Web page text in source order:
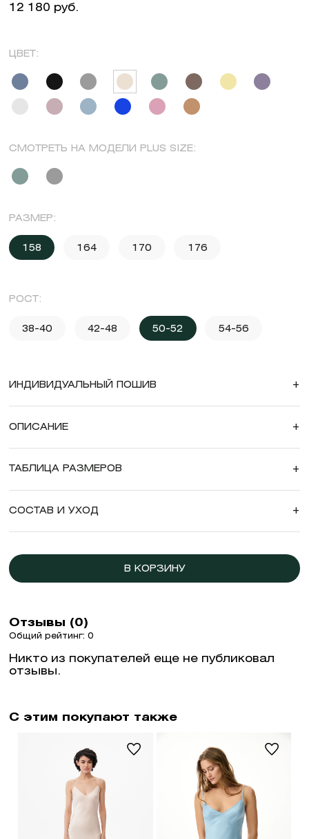
12 180 руб.
ЦВЕТ:
СМОТРЕТЬ НА МОДЕЛИ PLUS SIZE:
РАЗМЕР:
158 164 170 176
РОСТ:
38-40 42-48 50-52 54-56
ИНДИВИДУАЛЬНЫЙ ПОШИВ +
ОПИСАНИЕ +
ТАБЛИЦА РАЗМЕРОВ +
СОСТАВ И УХОД +
В КОРЗИНУ
Отзывы (0)
Общий рейтинг: 0
Никто из покупателей еще не публиковал
отзывы.
С этим покупают также